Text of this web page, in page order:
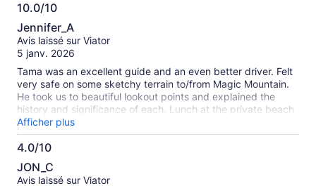
10.0/10
10.0
sur
10
Jennifer_A
Avis laissé sur Viator
5 janv. 2026
Tama was an excellent guide and an even better driver. Felt
very safe on some sketchy terrain to/from Magic Mountain.
He took us to beautiful lookout points and explained the
history and significance of each. Lunch at the private beach
spot was truly delicious, and now I need to figure out how to
make Poisson Cru Chinois myself! Enjoyed a lovely swim in
crystal clear water exploring the coral while lunch was
opened up on us with a tropical downpour when we were
Afficher plus
4.0/10
4.0
sur
JON_C
Avis laissé sur Viator